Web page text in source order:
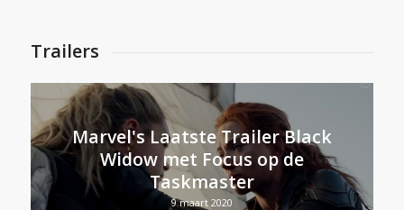
Trailers
Marvel's Laatste Trailer Black
Widow met Focus op de
Taskmaster
9 maart 2020